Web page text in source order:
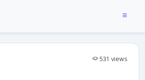
531 views